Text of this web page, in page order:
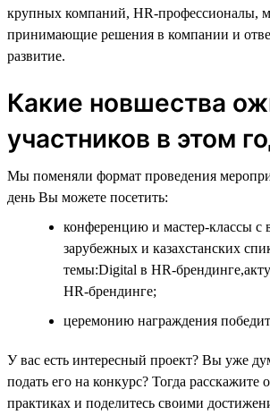
крупных компаний, HR-профессионалы,
принимающие решения в компании и
развитие.
Какие новшества
участников в этом
Мы поменяли формат проведения
день Вы можете посетить:
конференцию и мастер-классы с
зарубежных и казахстанских
темы:Digital в HR-
HR-брендинге;
церемонию награждения
У вас есть интересный проект? Вы уже
подать его на конкурс? Тогда расскажите
практиках и поделитесь своими